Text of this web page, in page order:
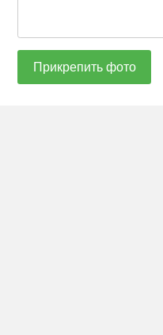
Прикрепить фото